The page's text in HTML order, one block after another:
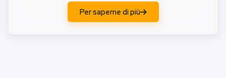
Per saperne di più